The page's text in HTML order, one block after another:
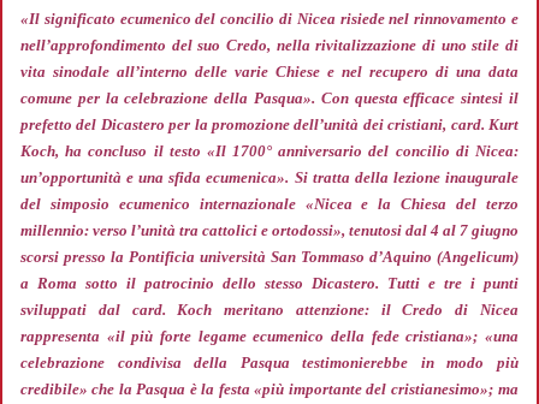
«Il significato ecumenico del concilio di Nicea risiede nel rinnovamento e
nell’approfondimento del suo Credo, nella rivitalizzazione di uno stile di
vita sinodale all’interno delle varie Chiese e nel recupero di una data
comune per la celebrazione della Pasqua». Con questa efficace sintesi il
prefetto del Dicastero per la promozione dell’unità dei cristiani, card. Kurt
Koch, ha concluso il testo «Il 1700° anniversario del concilio di Nicea:
un’opportunità e una sfida ecumenica». Si tratta della lezione inaugurale
del simposio ecumenico internazionale «Nicea e la Chiesa del terzo
millennio: verso l’unità tra cattolici e ortodossi», tenutosi dal 4 al 7 giugno
scorsi presso la Pontificia università San Tommaso d’Aquino (Angelicum)
a Roma sotto il patrocinio dello stesso Dicastero. Tutti e tre i punti
sviluppati dal card. Koch meritano attenzione: il Credo di Nicea
rappresenta «il più forte legame ecumenico della fede cristiana»; «una
celebrazione condivisa della Pasqua testimonierebbe in modo più
credibile»che la Pasqua è la festa«più importante del cristianesimo»; ma